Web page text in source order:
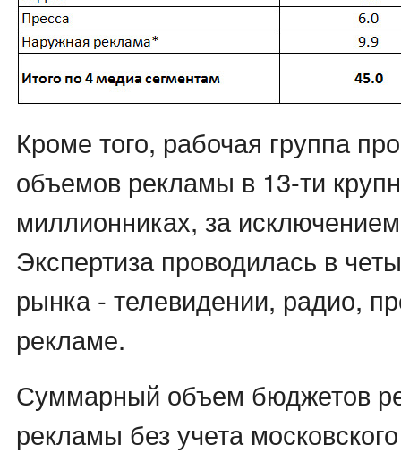
Кроме того, рабочая группа
объемов рекламы в 13-ти
миллионниках, за
Экспертиза проводилась в
рынка - телевидении, радио,
рекламе.
Суммарный объем бюджетов
рекламы без учета